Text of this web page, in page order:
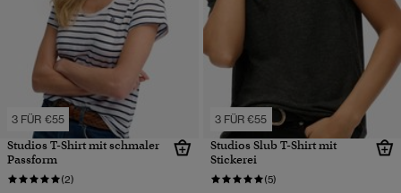
3 FÜR €55
Studios T-Shirt mit schmaler
Passform
(2)
3 FÜR €55
Studios Slub T-Shirt mit
Stickerei
(5)